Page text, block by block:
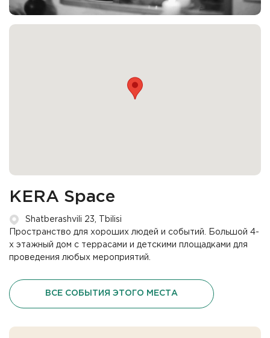
KERA Space
Shatberashvili 23, Tbilisi
Пространство для хороших людей и событий. Большой 4-
х этажный дом с террасами и детскими площадками для
проведения любых мероприятий.
ВСЕ СОБЫТИЯ ЭТОГО МЕСТА